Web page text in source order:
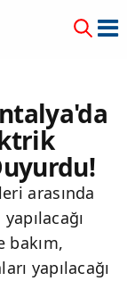
arasında
yapılacağı